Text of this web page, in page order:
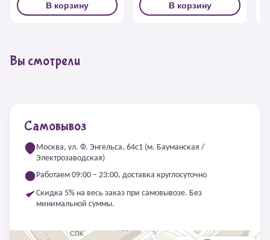
В корзину В корзину
Вы смотрели
Самовывоз
Москва, ул. Ф. Энгельса, 64с1 (м. Бауманская /
Электрозаводская)
Работаем 09:00 – 23:00, доставка круглосуточно
Скидка 5% на весь заказ при самовывозе. Без
минимальной суммы.